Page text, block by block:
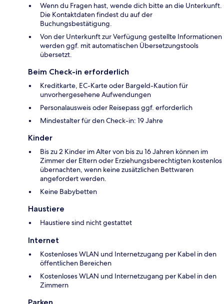
Wenn du Fragen hast, wende dich bitte an die Unterkunft.
Die Kontaktdaten findest du auf der
Buchungsbestätigung.
Von der Unterkunft zur Verfügung gestellte Informationen
werden ggf. mit automatischen Übersetzungstools
übersetzt.
Beim Check-in erforderlich
Kreditkarte, EC-Karte oder Bargeld-Kaution für
unvorhergesehene Aufwendungen
Personalausweis oder Reisepass ggf. erforderlich
Mindestalter für den Check-in: 19 Jahre
Kinder
Bis zu 2 Kinder im Alter von bis zu 16 Jahren können im
Zimmer der Eltern oder Erziehungsberechtigten kostenlos
übernachten, wenn keine zusätzlichen Bettwaren
angefordert werden.
Keine Babybetten
Haustiere
Haustiere sind nicht gestattet
Internet
Kostenloses WLAN und Internetzugang per Kabel in den
öffentlichen Bereichen
Kostenloses WLAN und Internetzugang per Kabel in den
Zimmern